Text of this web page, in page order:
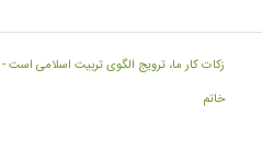
زکات کار ما، ترویج الگوی تربیت اسلامی است -
خاتم